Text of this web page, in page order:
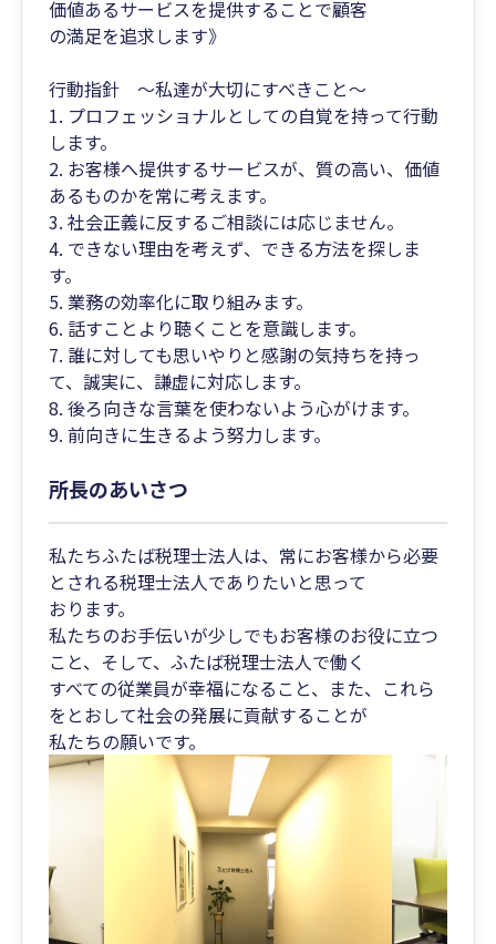
価値あるサービスを提供することで顧客
の満足を追求します》
行動指針 ～私達が大切にすべきこと～
1. プロフェッショナルとしての自覚を持って行動
します。
2. お客様へ提供するサービスが、質の高い、価値
あるものかを常に考えます。
3. 社会正義に反するご相談には応じません。
4. できない理由を考えず、できる方法を探しま
す。
5. 業務の効率化に取り組みます。
6. 話すことより聴くことを意識します。
7. 誰に対しても思いやりと感謝の気持ちを持っ
て、誠実に、謙虚に対応します。
8. 後ろ向きな言葉を使わないよう心がけます。
9. 前向きに生きるよう努力します。
所長のあいさつ
私たちふたば税理士法人は、常にお客様から必要
とされる税理士法人でありたいと思って
おります。
私たちのお手伝いが少しでもお客様のお役に立つ
こと、そして、ふたば税理士法人で働く
すべての従業員が幸福になること、また、これら
をとおして社会の発展に貢献することが
私たちの願いです。